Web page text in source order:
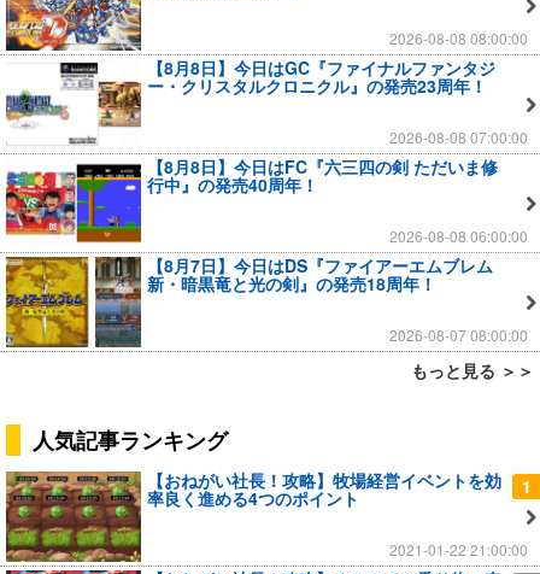
2026-08-08 08:00:00
【8月8日】今日はGC『ファイナルファンタジ
ー・クリスタルクロニクル』の発売23周年！
2026-08-08 07:00:00
【8月8日】今日はFC『六三四の剣 ただいま修
行中』の発売40周年！
2026-08-08 06:00:00
【8月7日】今日はDS『ファイアーエムブレム
新・暗黒竜と光の剣』の発売18周年！
2026-08-07 08:00:00
もっと見る ＞＞
人気記事ランキング
1
【おねがい社長！攻略】牧場経営イベントを効
率良く進める4つのポイント
2021-01-22 21:00:00